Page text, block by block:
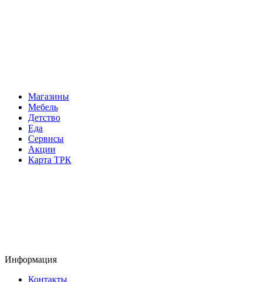
Магазины
Мебель
Детство
Еда
Сервисы
Акции
Карта ТРК
Информация
Контакты